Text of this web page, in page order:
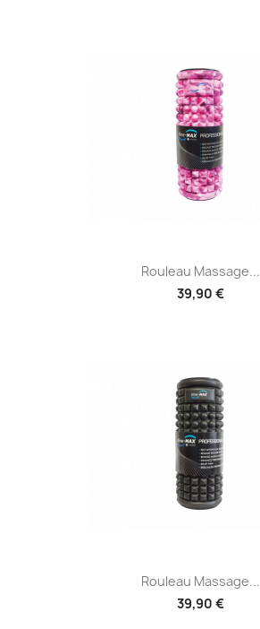
Rouleau Massage...
39,90 €
Rouleau Massage...
39,90 €